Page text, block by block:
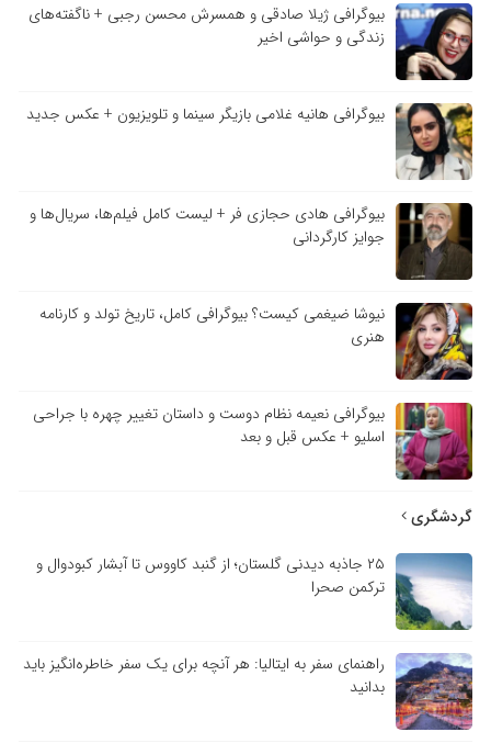
بیوگرافی ژیلا صادقی و همسرش محسن رجبی + ناگفته‌های
زندگی و حواشی اخیر
بیوگرافی هانیه غلامی بازیگر سینما و تلویزیون + عکس جدید
بیوگرافی هادی حجازی فر + لیست کامل فیلم‌ها، سریال‌ها و
جوایز کارگردانی
نیوشا ضیغمی کیست؟ بیوگرافی کامل، تاریخ تولد و کارنامه
هنری
بیوگرافی نعیمه نظام دوست و داستان تغییر چهره با جراحی
اسلیو + عکس قبل و بعد
گردشگری
۲۵ جاذبه دیدنی گلستان؛ از گنبد کاووس تا آبشار کبودوال و
ترکمن صحرا
راهنمای سفر به ایتالیا: هر آنچه برای یک سفر خاطره‌انگیز باید
بدانید